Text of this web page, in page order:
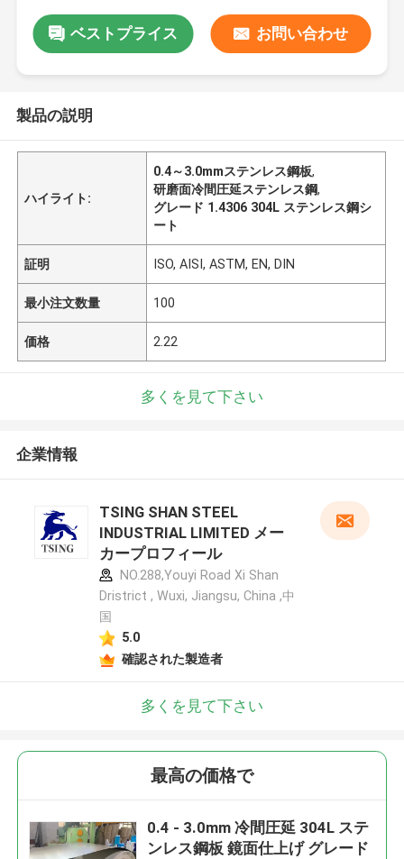
ベストプライス お問い合わせ
製品の説明
ハイライト:
0.4～3.0mmステンレス鋼板,
研磨面冷間圧延ステンレス鋼,
グレード 1.4306 304L ステンレス鋼シ
ート
証明 ISO, AISI, ASTM, EN, DIN
最小注文数量 100
価格 2.22
多くを見て下さい
企業情報
TSING SHAN STEEL
INDUSTRIAL LIMITED メー
カープロフィール
NO.288,Youyi Road Xi Shan
Dristrict , Wuxi, Jiangsu, China ,中
国
5.0
確認された製造者
多くを見て下さい
最高の価格で
0.4 - 3.0mm 冷間圧延 304L ステ
ンレス鋼板 鏡面仕上げ グレード